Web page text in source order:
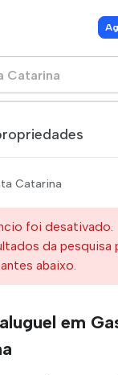
Catarina
foi desativado.
da pesquisa
abaixo.
em